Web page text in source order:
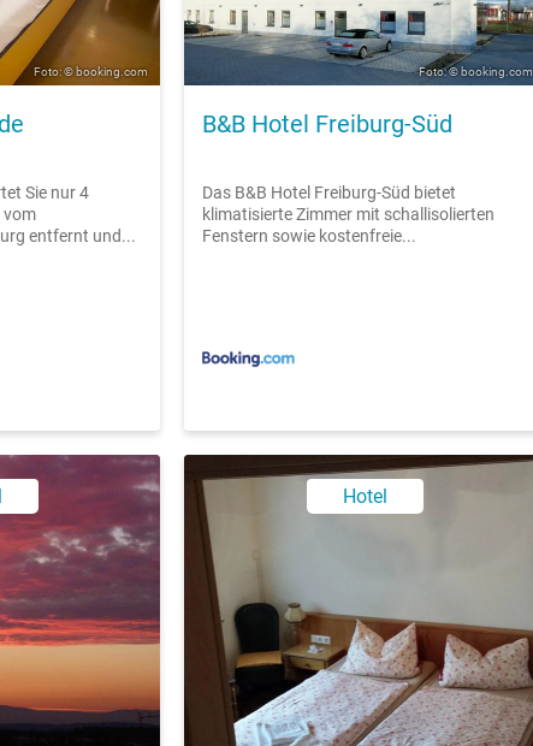
Foto: © booking.com
Sie nur 4
vom
entfernt und...
Foto: © booking.com
B&B Hotel Freiburg-Süd
Das B&B Hotel Freiburg-Süd bietet
klimatisierte Zimmer mit schallisolierten
Fenstern sowie kostenfreie...
Hotel